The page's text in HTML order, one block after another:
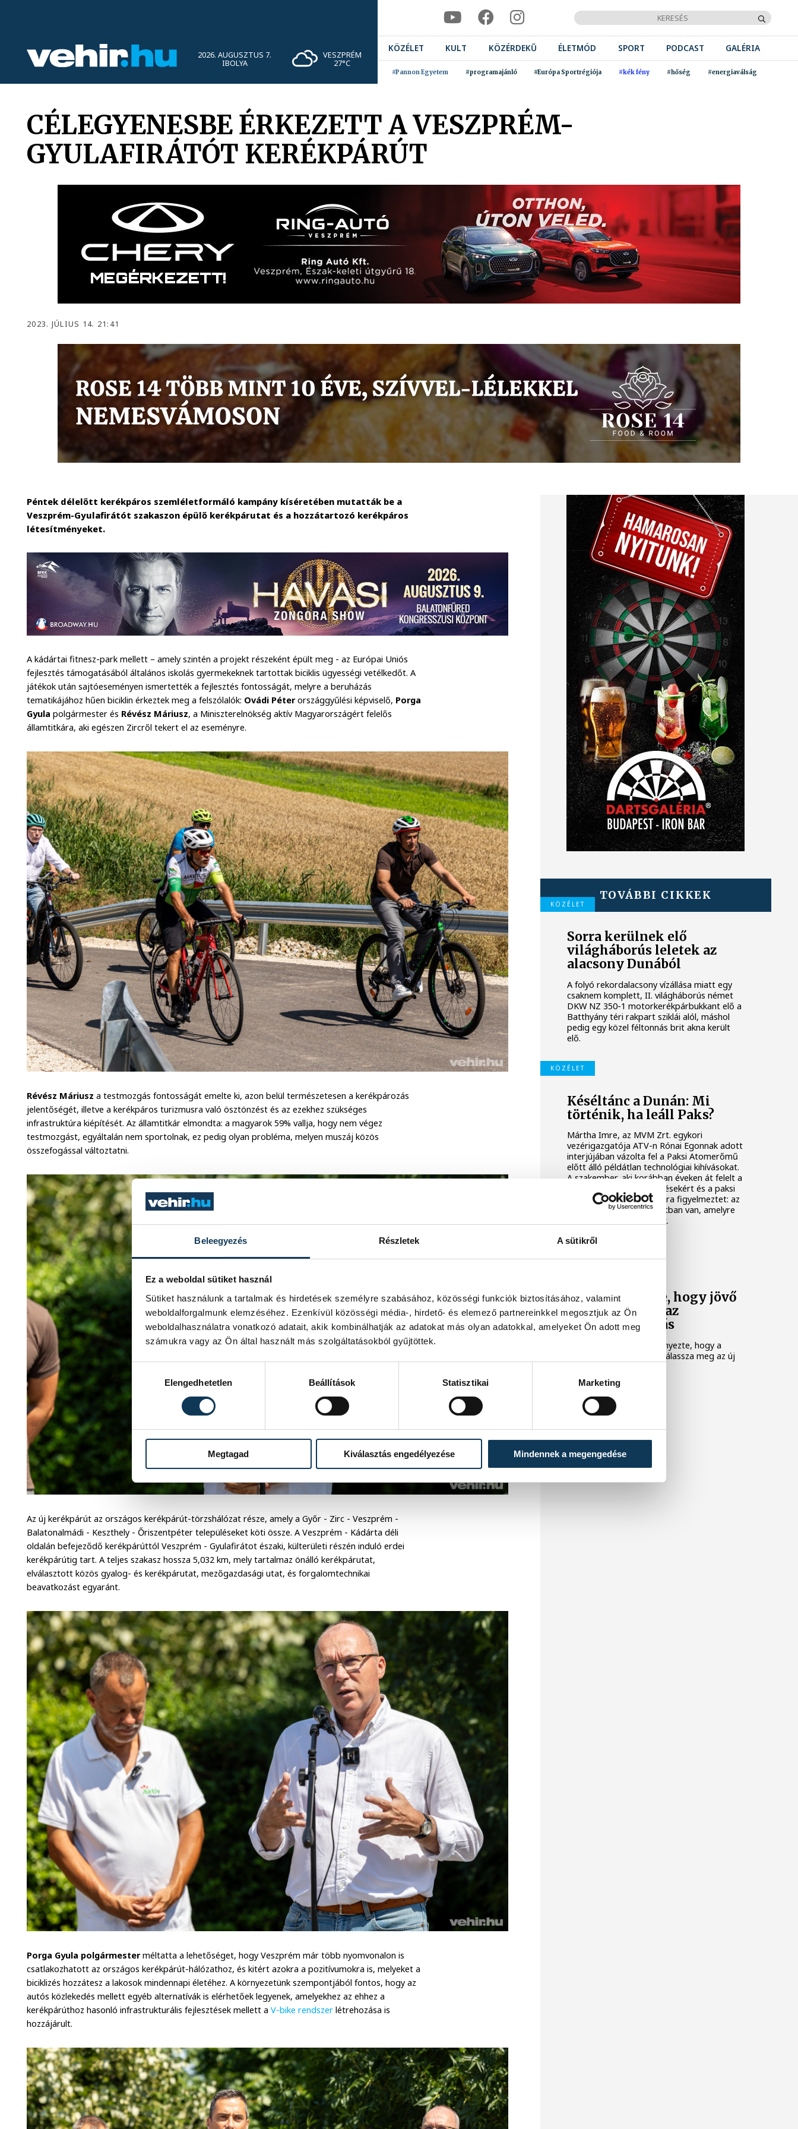
Beleegyezés Részletek A sütikről
Ez a weboldal sütiket használ
Sütiket használunk a tartalmak és hirdetések személyre szabásához, közösségi funkciók biztosításához, valamint
weboldalforgalmunk elemzéséhez. Ezenkívül közösségi média-, hirdető- és elemező partnereinkkel megosztjuk az Ön
weboldalhasználatra vonatkozó adatait, akik kombinálhatják az adatokat más olyan adatokkal, amelyeket Ön adott meg
számukra vagy az Ön által használt más szolgáltatásokból gyűjtöttek.
Elengedhetetlen
Beállítások Statisztikai Marketing
Megtagad Kiválasztás engedélyezése Mindennek a megengedése
2026. AUGUSZTUS 7.
IBOLYA
VESZPRÉM
27°C
KÖZÉLET KULT KÖZÉRDEKŰ ÉLETMÓD SPORT PODCAST GALÉRIA
#Pannon Egyetem #programajánló #Európa Sportrégiója #kék fény #hőség #energiaválság
CÉLEGYENESBE ÉRKEZETT A VESZPRÉM-
GYULAFIRÁTÓT KERÉKPÁRÚT
2023. JÚLIUS 14. 21:41
Péntek délelőtt kerékpáros szemléletformáló kampány kíséretében mutatták be a
Veszprém-Gyulafirátót szakaszon épülő kerékpárutat és a hozzátartozó kerékpáros
létesítményeket.
A kádártai fitnesz-park mellett – amely szintén a projekt részeként épült meg - az Európai Uniós
fejlesztés támogatásából általános iskolás gyermekeknek tartottak biciklis ügyességi vetélkedőt. A
játékok után sajtóeseményen ismertették a fejlesztés fontosságát, melyre a beruházás
tematikájához hűen biciklin érkeztek meg a felszólalók: Ovádi Péterországgyűlési képviselő, Porga
Gyula polgármester és Révész Máriusz, a Miniszterelnökség aktív Magyarországért felelős
államtitkára, aki egészen Zircről tekert el az eseményre.
Révész Máriusz a testmozgás fontosságát emelte ki, azon belül természetesen a kerékpározás
jelentőségét, illetve a kerékpáros turizmusra való ösztönzést és az ezekhez szükséges
infrastruktúra kiépítését. Az államtitkár elmondta: a magyarok 59% vallja, hogy nem végez
testmozgást, egyáltalán nem sportolnak, ez pedig olyan probléma, melyen muszáj közös
összefogással változtatni.
Az új kerékpárút az országos kerékpárút-törzshálózat része, amely a Győr - Zirc - Veszprém -
Balatonalmádi - Keszthely - Őriszentpéter településeket köti össze. A Veszprém - Kádárta déli
oldalán befejeződő kerékpárúttól Veszprém - Gyulafirátot északi, külterületi részén induló erdei
kerékpárútig tart. A teljes szakasz hossza 5,032 km, mely tartalmaz önálló kerékpárutat,
elválasztott közös gyalog- és kerékpárutat, mezőgazdasági utat, és forgalomtechnikai
beavatkozást egyaránt.
Porga Gyula polgármesterméltatta a lehetőséget, hogy Veszprém már több nyomvonalon is
csatlakozhatott az országos kerékpárút-hálózathoz, és kitért azokra a pozitívumokra is, melyeket a
biciklizés hozzátesz a lakosok mindennapi életéhez. A környezetünk szempontjából fontos, hogy az
autós közlekedés mellett egyéb alternatívák is elérhetőek legyenek, amelyekhez az ehhez a
kerékpárúthoz hasonló infrastrukturális fejlesztések mellett aV-bike rendszer létrehozása is
hozzájárult.
TOVÁBBI CIKKEK
KÖZÉLET
Sorra kerülnek elő
világháborús leletek az
alacsony Dunából
A folyó rekordalacsony vízállása miatt egy
csaknem komplett, II. világháborús német
DKW NZ 350-1 motorkerékpárbukkant elő a
Batthyány téri rakpart sziklái alól, máshol
pedig egy közel féltonnás brit akna került
elő.
KÖZÉLET
Késéltánc a Dunán: Mi
történik, ha leáll Paks?
Mártha Imre, az MVM Zrt. egykori
vezérigazgatója ATV-n Rónai Egonnak adott
interjújában vázolta fel a Paksi Atomerőmű
előtt álló példátlan technológiai kihívásokat.
A szakember, aki korábban éveken át felelt a
hazai energetikai fejlesztésekért és a paksi
blokkok működéséért, arra figyelmeztet: az
erőmű olyan üzemállapotban van, amelyre
eredetileg nem tervezték.
kezdeményezte, hogy jövő
kedden legyen az
államfőválasztás
A Tisza-frakció kezdeményezte, hogy a
parlament jövő kedden válassza meg az új